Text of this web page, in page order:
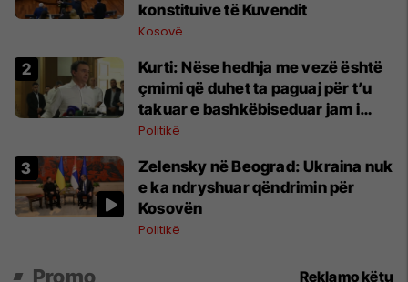
konstituive të Kuvendit
Kosovë
Kurti: Nëse hedhja me vezë është
çmimi që duhet ta paguaj për t’u
takuar e bashkëbiseduar jam i
lumtur ta bëj këtë
Politikë
Zelensky në Beograd: Ukraina nuk
e ka ndryshuar qëndrimin për
Kosovën
Politikë
Promo Reklamo këtu